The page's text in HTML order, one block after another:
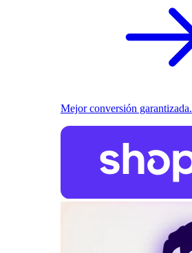
Mejor conversión garantizada.